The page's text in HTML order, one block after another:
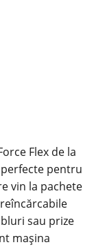
Flex de la
pentru
vin la pachete
sau prize
mașina